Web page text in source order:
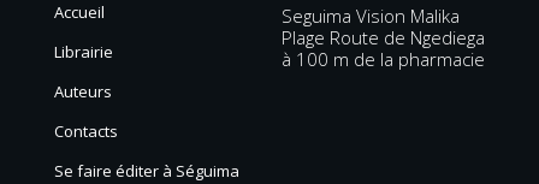
Accueil
Librairie
Auteurs
Contacts
Se faire éditer à Séguima
Seguima Vision Malika
Plage Route de Ngediega
à 100 m de la pharmacie